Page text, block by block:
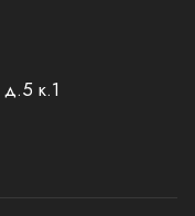
к.1